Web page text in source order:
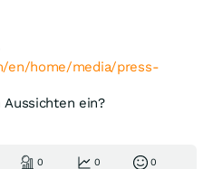
en/home/media/press-
ein?
0 0 0